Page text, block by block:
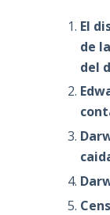
El
de
del